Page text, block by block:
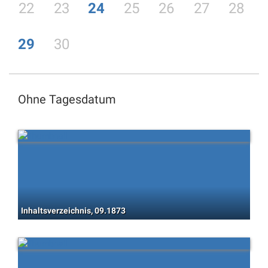
22 23 24 25 26 27 28
29 30
Ohne Tagesdatum
Inhaltsverzeichnis, 09.1873